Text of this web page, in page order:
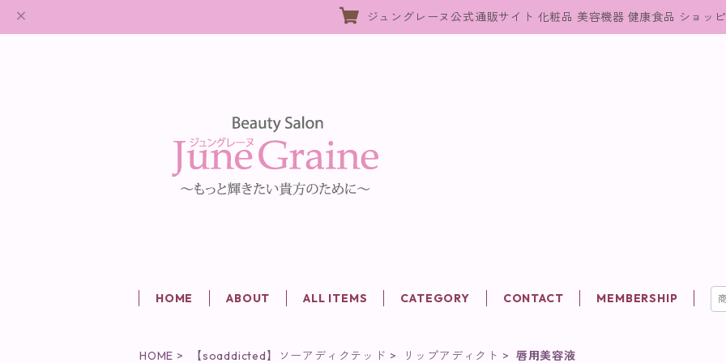
ジュングレーヌ公式通販サイト 化粧品 美容機器 健康食品 ショッ
HOME ABOUT ALL ITEMS CATEGORY CONTACT MEMBERSHIP
HOME 【soaddicted】ソーアディクテッド リップアディクト 唇用美容液